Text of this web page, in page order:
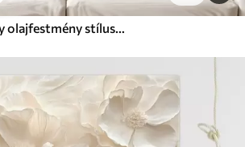
Absztrakt festmény olajfestmény stílusban